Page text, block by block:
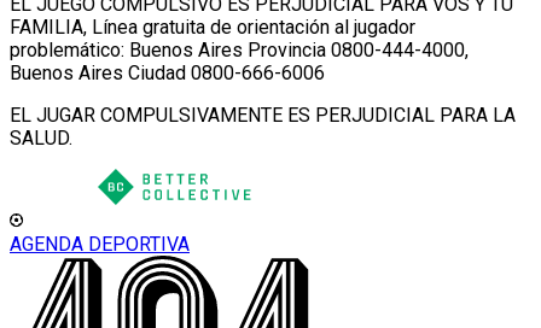
FAMILIA, Línea gratuita de orientación al jugador
problemático: Buenos Aires Provincia 0800-444-4000,
Buenos Aires Ciudad 0800-666-6006
EL JUGAR COMPULSIVAMENTE ES PERJUDICIAL PARA LA
SALUD.
AGENDA DEPORTIVA